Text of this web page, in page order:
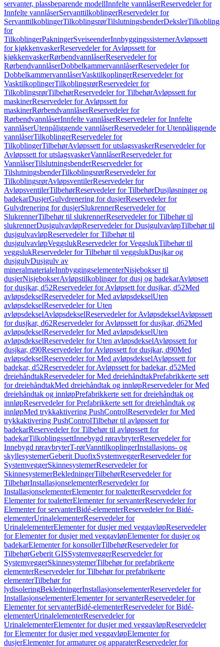
servanter, plassbeparende modellInnfelte vannlåserReservedeler for
Innfelte vannlåserServanttilkoblingerReservedeler for
ServanttilkoblingerTilkoblingsrørTilslutningsbenderDeksler
for
TilkoblingerPakningerSveiseenderInnbyggingssisternerAvløpssett
for kjøkkenvaskerReservedeler for Avløpssett for
kjøkkenvaskerRørbendvannlåserReservedeler for
RørbendvannlåserDobbelkammervannlåserReservedeler for
DobbelkammervannlåserVasktilkoplingerReservedeler for
VasktilkoplingerTilkoblingsrørReservedeler for
TilkoblingsrørTilbehørReservedeler for TilbehørAvløpssett for
maskinerReservedeler for Avløpssett for
maskinerRørbendvannlåserReservedeler for
RørbendvannlåserInnfelte vannlåserReservedeler for Innfelte
vannlåserUtenpåliggende vannlåserReservedeler for Utenpåliggende
vannlåserTilkoblingerReservedeler for
TilkoblingerTilbehørAvløpssett for utslagsvaskerReservedeler for
Avløpssett for utslagsvaskerVannlåserReservedeler for
VannlåserTilslutningsbenderReservedeler for
TilslutningsbenderTilkoblingsrørReservedeler for
TilkoblingsrørAvløpsventilerReservedeler for
AvløpsventilerTilbehørReservedeler for TilbehørDusjløsninger og
badekarDusjerGulvdrenering for dusjerReservedeler for
Gulvdrenering for dusjerSlukrennerReservedeler for
SlukrennerTilbehør til slukrennerReservedeler for Tilbehør til
slukrennerDusjgulvavløpReservedeler for DusjgulvavløpTilbehør til
dusjgulvavløpReservedeler for Tilbehør til
dusjgulvavløpVeggslukReservedeler for VeggslukTilbehør til
veggslukReservedeler for Tilbehør til veggslukDusjkar og
dusjgulvDusjgulv av
mineralmaterialeInnbyggingselementerNisjebokser til
dusjerNisjebokserAvløpstilkoblinger for dusj og badekarAvløpsett
for dusjkar, d52Reservedeler for Avløpsett for dusjkar, d52Med
avløpsdekselReservedeler for Med avløpsdekselUten
avløpsdekselReservedeler for Uten
avløpsdekselAvløpsdekselReservedeler for AvløpsdekselAvløpssett
for dusjkar, d62Reservedeler for Avløpssett for dusjkar, d62Med
avløpsdekselReservedeler for Med avløpsdekselUten
avløpsdekselReservedeler for Uten avløpsdekselAvløpssett for
dusjkar, d90Reservedeler for Avløpssett for dusjkar, d90Med
avløpsdekselReservedeler for Med avløpsdekselAvløpssett for
badekar, d52Reservedeler for Avløpssett for badekar, d52Med
dreiehåndtakReservedeler for Med dreiehåndtakPrefabrikkerte sett
for dreiehåndtakMed dreiehåndtak og innløpReservedeler for Med
dreiehåndtak og innløpPrefabrikkerte sett for dreiehåndtak og
innløpReservedeler for Prefabrikkerte sett for dreiehåndtak og
innløpMed trykkaktivering PushControlReservedeler for Med
trykkaktivering PushControlTilbehør til avløpssett for
badekarReservedeler for Tilbehør til avløpssett for
badekarTilkoblingssettInnebygd røravbryterReservedeler for
Innebygd røravbryterT-rørVanntilkoplingerInstallasjons- og
skyllesystemerGeberit DuofixSystemveggerReservedeler for
SystemveggerSkinnesystemerReservedeler for
SkinnesystemerBekledningerTilbehørReservedeler for
TilbehørInstallasjonselementerReservedeler for
InstallasjonselementerElementer for toaletterReservedeler for
Elementer for toaletterElementer for servanterReservedeler for
Elementer for servanterBidé-elementerReservedeler for Bidé-
elementerUrinalelementerReservedeler for
UrinalelementerElementer for dusjer med veggavløpReservedeler
for Elementer for dusjer med veggavløpElementer for dusjer og
badekarElementer for konsollerTilbehørReservedeler for
TilbehørGeberit GISSystemveggerReservedeler for
SystemveggerSkinnesystemerTilbehør for prefabrikerte
elementerReservedeler for Tilbehør for prefabrikerte
elementerTilbehør for
lydisoleringBekledningerInstallasjonselementerReservedeler for
InstallasjonselementerElementer for servanterReservedeler for
Elementer for servanterBidé-elementerReservedeler for Bidé-
elementerUrinalelementerReservedeler for
UrinalelementerElementer for dusjer med veggavløpReservedeler
for Elementer for dusjer med veggavløpElementer for
dusjerElementer for armaturer og apparaterReservedeler for